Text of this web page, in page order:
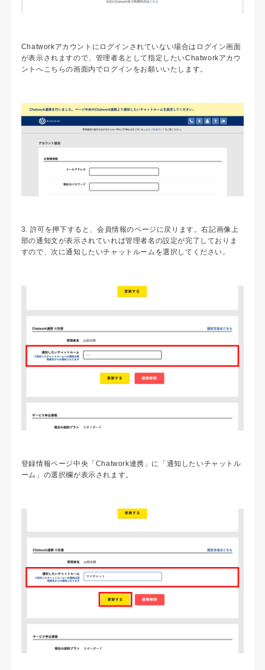
Chatworkアカウントにログインされていない場合はログイン画面
が表示されますので、管理者名として指定したいChatworkアカウ
ントへこちらの画面内でログインをお願いいたします。
3. 許可を押下すると、会員情報のページに戻ります。右記画像上
部の通知文が表示されていれば管理者名の設定が完了しておりま
すので、次に通知したいチャットルームを選択してください。
登録情報ページ中央「Chatwork連携」に「通知したいチャットル
ーム」の選択欄が表示されます。